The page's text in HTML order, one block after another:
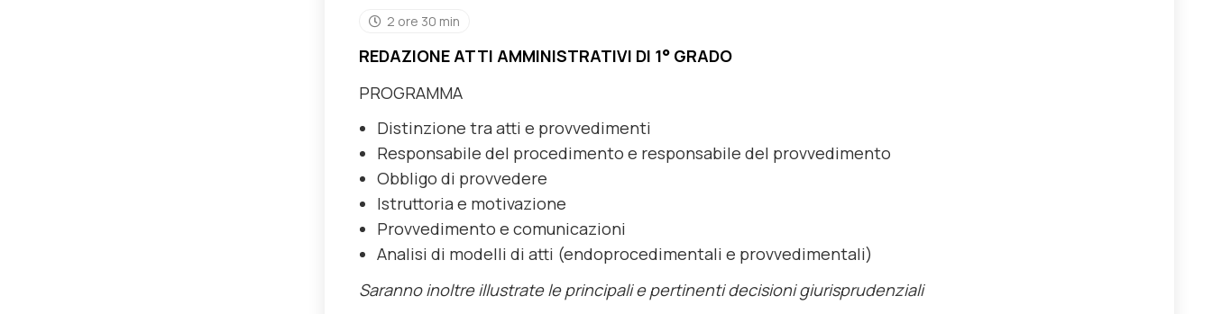
2 ore 30 min
REDAZIONE ATTI AMMINISTRATIVI DI 1° GRADO
PROGRAMMA
Distinzione tra atti e provvedimenti
Responsabile del procedimento e responsabile del provvedimento
Obbligo di provvedere
Istruttoria e motivazione
Provvedimento e comunicazioni
Analisi di modelli di atti (endoprocedimentali e provvedimentali)
Saranno inoltre illustrate le principali e pertinenti decisioni giurisprudenziali